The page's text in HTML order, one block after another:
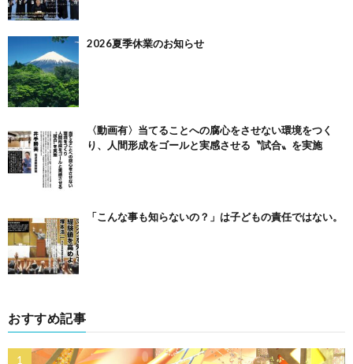
2026夏季休業のお知らせ
〈動画有〉当てることへの腐心をさせない環境をつく
り、人間形成をゴールと実感させる〝試合〟を実施
「こんな事も知らないの？」は子どもの責任ではない。
おすすめ記事